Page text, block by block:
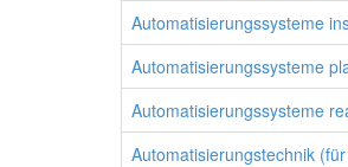
Automatisierungssysteme
Automatisierungssysteme
Automatisierungssysteme
Automatisierungstechnik